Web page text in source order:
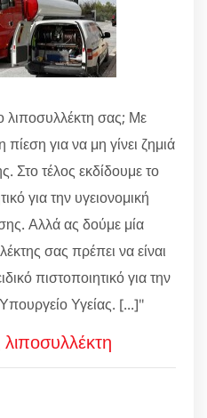
λιποσυλλέκτη σας; Με
για να μη γίνει ζημιά
Στο τέλος εκδίδουμε το
για την υγειονομική
Αλλά ας δούμε μία
σας πρέπει να είναι
πιστοποιητικό για την
Υγείας. [...]"